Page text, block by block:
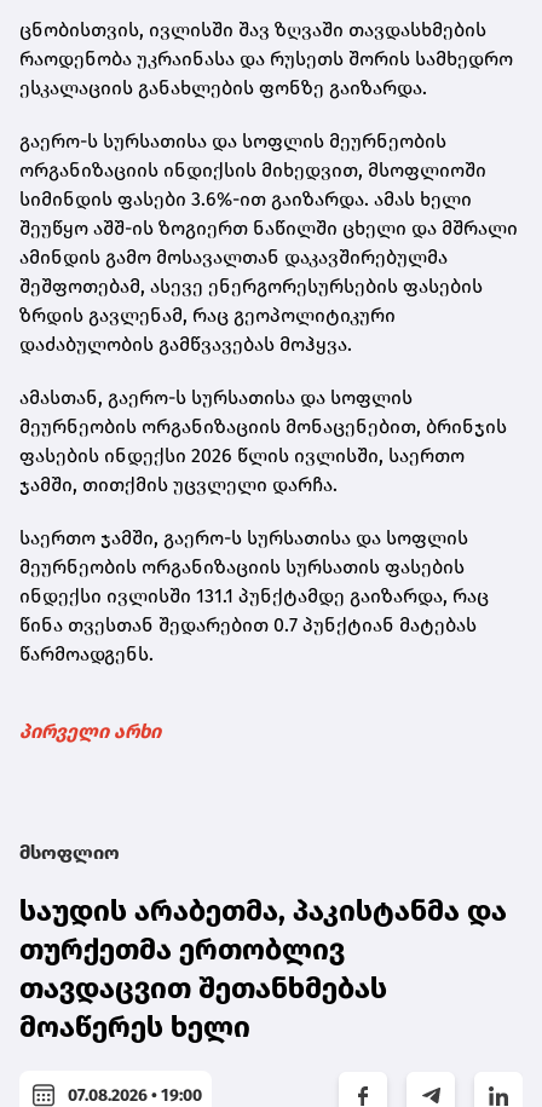
ცნობისთვის, ივლისში შავ ზღვაში თავდასხმების
რაოდენობა უკრაინასა და რუსეთს შორის სამხედრო
ესკალაციის განახლების ფონზე გაიზარდა.
გაერო-ს სურსათისა და სოფლის მეურნეობის
ორგანიზაციის ინდიქსის მიხედვით, მსოფლიოში
სიმინდის ფასები 3.6%-ით გაიზარდა. ამას ხელი
შეუწყო აშშ-ის ზოგიერთ ნაწილში ცხელი და მშრალი
ამინდის გამო მოსავალთან დაკავშირებულმა
შეშფოთებამ, ასევე ენერგორესურსების ფასების
ზრდის გავლენამ, რაც გეოპოლიტიკური
დაძაბულობის გამწვავებას მოჰყვა.
ამასთან, გაერო-ს სურსათისა და სოფლის
მეურნეობის ორგანიზაციის მონაცენებით, ბრინჯის
ფასების ინდექსი 2026 წლის ივლისში, საერთო
ჯამში, თითქმის უცვლელი დარჩა.
საერთო ჯამში, გაერო-ს სურსათისა და სოფლის
მეურნეობის ორგანიზაციის სურსათის ფასების
ინდექსი ივლისში 131.1 პუნქტამდე გაიზარდა, რაც
წინა თვესთან შედარებით 0.7 პუნქტიან მატებას
წარმოადგენს.
პირველი არხი
მსოფლიო
საუდის არაბეთმა, პაკისტანმა და
თურქეთმა ერთობლივ
თავდაცვით შეთანხმებას
მოაწერეს ხელი
07.08.2026 • 19:00